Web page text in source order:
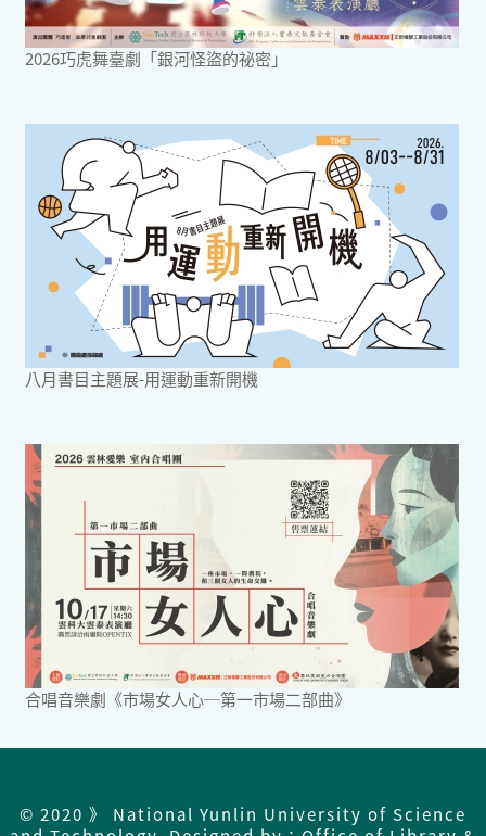
2026巧虎舞臺劇「銀河怪盜的祕密」
八月書目主題展-用運動重新開機
合唱音樂劇《市場女人心─第一市場二部曲》
© 2020 》 National Yunlin University of Science